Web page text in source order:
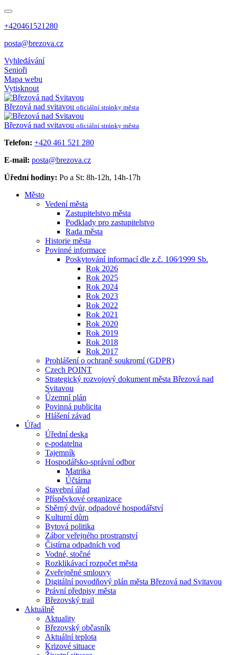
+420461521280
posta@brezova.cz
Vyhledávání
Senioři
Mapa webu
Vytisknout
Březová nad svitavou oficiální stránky města
Březová nad svitavou oficiální stránky města
Telefon: +420 461 521 280
E-mail: posta@brezova.cz
Úřední hodiny: Po a St: 8h-12h, 14h-17h
Město
Vedení města
Zastupitelstvo města
Podklady pro zastupitelstvo
Rada města
Historie města
Povinné informace
Poskytování informací dle z.č. 106⁄1999 Sb.
Rok 2026
Rok 2025
Rok 2024
Rok 2023
Rok 2022
Rok 2021
Rok 2020
Rok 2019
Rok 2018
Rok 2017
Prohlášení o ochraně soukromí (GDPR)
Czech POINT
Strategický rozvojový dokument města Březová nad
Svitavou
Územní plán
Povinná publicita
Hlášení závad
Úřad
Úřední deska
e-podatelna
Tajemník
Hospodářsko-správní odbor
Matrika
Účtárna
Stavební úřad
Příspěvkové organizace
Sběrný dvůr, odpadové hospodářství
Kulturní dům
Bytová politika
Zábor veřejného prostranství
Čistírna odpadních vod
Vodné, stočné
Rozklikávací rozpočet města
Zveřejněné smlouvy
Digitální povodňový plán města Březová nad Svitavou
Právní předpisy města
Březovský trail
Aktuálně
Aktuality
Březovský občasník
Aktuální teplota
Krizové situace